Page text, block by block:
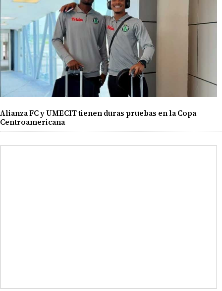
Alianza FC y UMECIT tienen duras pruebas en la Copa
Centroamericana